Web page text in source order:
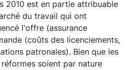
2010 est en partie attribuable
du travail qui ont
l'offre (assurance
(coûts des licenciements,
patronales). Bien que les
soient par nature